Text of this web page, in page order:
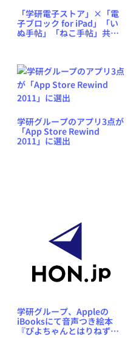
「学研電子ストア」×「電
子ブロック for iPad」「い
ぬ手帖」「ねこ手帖」共同
話』『トラベル英会話』プ
レゼント
学研グループのアプリ3点が
「App Store Rewind
2011」に選出
学研グループ、Appleの
iBooksにて音声つき絵本
『ぴよちゃんとはりねず